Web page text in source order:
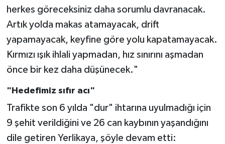
herkes göreceksiniz daha sorumlu davranacak.
Artık yolda makas atamayacak, drift
yapamayacak, keyfine göre yolu kapatamayacak.
Kırmızı ışık ihlali yapmadan, hız sınırını aşmadan
önce bir kez daha düşünecek."
"Hedefimiz sıfır acı"
Trafikte son 6 yılda "dur" ihtarına uyulmadığı için
9 şehit verildiğini ve 26 can kaybının yaşandığını
dile getiren Yerlikaya, şöyle devam etti: